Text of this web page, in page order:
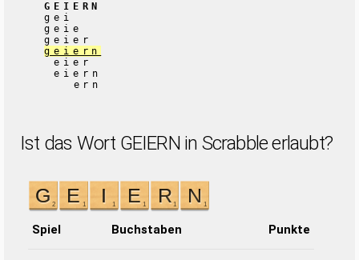
GEIERN
gei
geie
geier
geiern
eier
eiern
ern
Ist das Wort GEIERN in Scrabble erlaubt?
Spiel Buchstaben Punkte